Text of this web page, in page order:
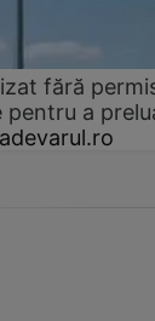
fără
a
adevarul.ro